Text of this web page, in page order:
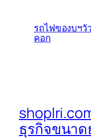
รถไฟของบฯวั
คอก
ธุรกิจขนา